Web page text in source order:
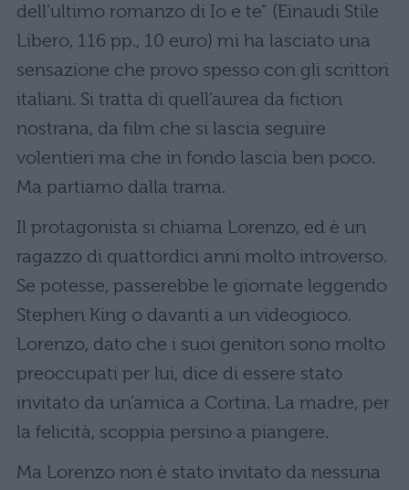
dell’ultimo romanzo di Io e te” (Einaudi Stile
Libero, 116 pp., 10 euro) mi ha lasciato una
sensazione che provo spesso con gli scrittori
italiani. Si tratta di quell’aurea da fiction
nostrana, da film che si lascia seguire
volentieri ma che in fondo lascia ben poco.
Ma partiamo dalla trama.
Il protagonista si chiama Lorenzo, ed è un
ragazzo di quattordici anni molto introverso.
Se potesse, passerebbe le giornate leggendo
Stephen King o davanti a un videogioco.
Lorenzo, dato che i suoi genitori sono molto
preoccupati per lui, dice di essere stato
invitato da un’amica a Cortina. La madre, per
la felicità, scoppia persino a piangere.
Ma Lorenzo non è stato invitato da nessuna